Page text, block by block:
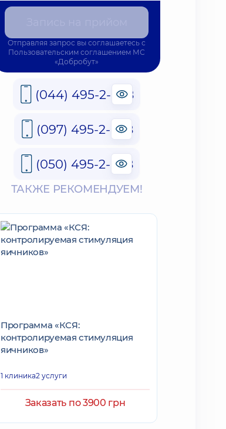
Отправляя запрос вы соглашаетесь с
Пользовательским соглашением МС
«Добробут»
(044) 495-2-888
(097) 495-2-888
(050) 495-2-888
ТАКЖЕ РЕКОМЕНДУЕМ!
Программа «КСЯ:
контролируемая стимуляция
яичников»
1 клиника2 услуги
Заказать по 3900 грн